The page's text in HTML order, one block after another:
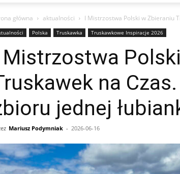
główna aktualności I Mistrzostwa Polski w Zbieraniu
Polska Truskawka Truskawkowe Inspiracje 2026
Mistrzostwa
na
jednej
Mariusz Podymniak - 2026-06-16